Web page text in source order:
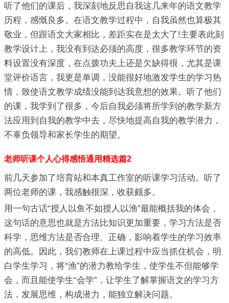
听了他们的课后，我深刻地反思自我这几来年的语文教学
历程，感慨良多。在语文教学过程中，自我虽然也算极其
敬业，但跟语文大家相比，差距实在是太大了!主要表此刻
教学设计上，我没有到达必须的高度，很多教学环节的资
料设置没有深度，在点拨功夫上还是欠缺得很，尤其是课
堂评价语言，我更是单调，没能很好地激发学生的学习热
情，致使语文教学成绩没能到达我意想的效果。听了他们
的课，我学到了很多，今后自我必须将所学到的教学新方
法应用到自我的教学中去，尽快地提高自我的教学潜力，
不辜负领导和家长学生的期望。
老师听课个人心得感悟通用精选篇2
前几天参加了培育站和本真工作室的听课学习活动。听了
两位老师的课，我感触很深，收获颇多。
用一句古话“授人以鱼不如授人以渔”最能概括我的体会，
这句话的意思也就是方法比知识更加重要，学习方法是否
科学，思维方法是否合理、正确，影响着学生的学习效率
的高低。因此，我们教师在上课过程中应当抓住机会，明
白学生学习，将“渔”的潜力教给学生，使学生不但能够学
会，而且能使学生“会学”，让学生了解掌握语文的学习方
法，发展思维，构成潜力，能独立解决问题。